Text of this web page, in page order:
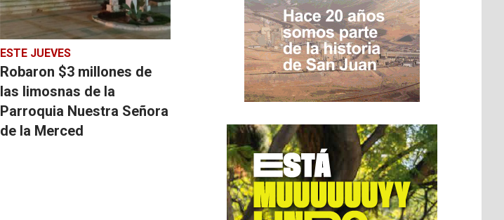
ESTE JUEVES
Robaron $3 millones de
las limosnas de la
Parroquia Nuestra Señora
de la Merced